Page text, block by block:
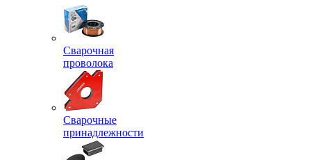
Сварочная
проволока
Сварочные
принадлежности